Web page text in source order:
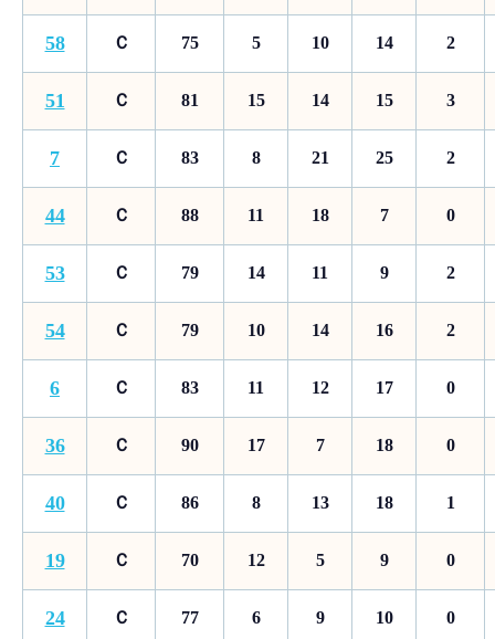
58 Ｃ 75 5 10 14 2
51 Ｃ 81 15 14 15 3
7 Ｃ 83 8 21 25 2
44 Ｃ 88 11 18 7 0
53 Ｃ 79 14 11 9 2
54 Ｃ 79 10 14 16 2
6 Ｃ 83 11 12 17 0
36 Ｃ 90 17 7 18 0
40 Ｃ 86 8 13 18 1
19 Ｃ 70 12 5 9 0
24 Ｃ 77 6 9 10 0